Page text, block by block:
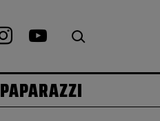
PAPARAZZI